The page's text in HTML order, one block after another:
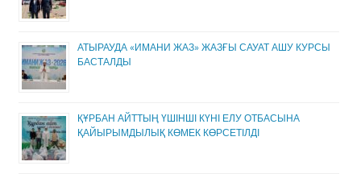
АТЫРАУДА «ИМАНИ ЖАЗ» ЖАЗҒЫ САУАТ АШУ КУРСЫ
БАСТАЛДЫ
ҚҰРБАН АЙТТЫҢ ҮШІНШІ КҮНІ ЕЛУ ОТБАСЫНА
ҚАЙЫРЫМДЫЛЫҚ КӨМЕК КӨРСЕТІЛДІ